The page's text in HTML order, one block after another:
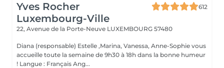
Yves Rocher
Luxembourg-Ville
612
22, Avenue de la Porte-Neuve LUXEMBOURG 57480
Diana (responsable) Estelle ,Marina, Vanessa, Anne-Sophie vous
accueille toute la semaine de 9h30 à 18h dans la bonne humeur
! Langue : Français Ang...